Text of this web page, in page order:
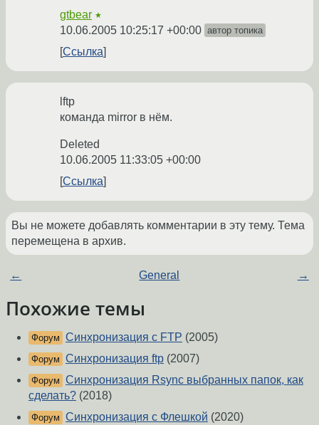
gtbear ★
10.06.2005 10:25:17 +00:00 автор топика
Ссылка
lftp
команда mirror в нём.
Deleted
10.06.2005 11:33:05 +00:00
Ссылка
Вы не можете добавлять комментарии в эту тему. Тема
перемещена в архив.
← General →
Похожие темы
Форум Синхронизация с FTP (2005)
Форум Синхронизация ftp (2007)
Форум Синхронизация Rsync выбранных папок, как
сделать? (2018)
Форум Синхронизация с Флешкой (2020)